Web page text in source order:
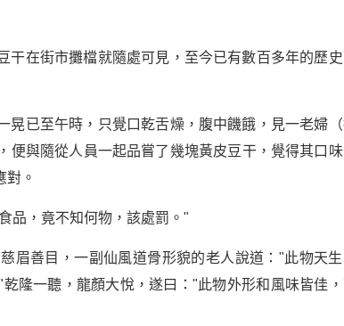
干在街市攤檔就隨處可見，至今已有數百多年的歷
晃已至午時，只覺口乾舌燥，腹中饑餓，見一老婦
便與隨從人員一起品嘗了幾塊黃皮豆干，覺得其口
對。
品，竟不知何物，該處罰。"
眉善目，一副仙風道骨形貌的老人說道："此物天
隆一聽，龍顏大悅，遂曰："此物外形和風味皆佳